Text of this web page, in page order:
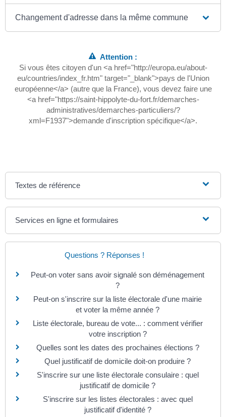
Changement d'adresse dans la même commune
Attention :
Si vous êtes citoyen d'un <a href="http://europa.eu/about-
eu/countries/index_fr.htm" target="_blank">pays de l'Union
européenne</a> (autre que la France), vous devez faire une
<a href="https://saint-hippolyte-du-fort.fr/demarches-
administratives/demarches-particuliers/?
xml=F1937">demande d'inscription spécifique</a>.
Textes de référence
Services en ligne et formulaires
Questions ? Réponses !
Peut-on voter sans avoir signalé son déménagement
?
Peut-on s'inscrire sur la liste électorale d'une mairie
et voter la même année ?
Liste électorale, bureau de vote... : comment vérifier
votre inscription ?
Quelles sont les dates des prochaines élections ?
Quel justificatif de domicile doit-on produire ?
S'inscrire sur une liste électorale consulaire : quel
justificatif de domicile ?
S'inscrire sur les listes électorales : avec quel
justificatif d'identité ?